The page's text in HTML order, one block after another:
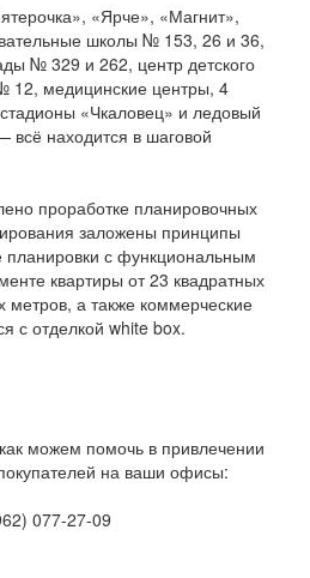
«Ярче», «Магнит»,
школы № 153, 26 и 36,
№ 329 и 262, центр детского
12, медицинские центры, 4
«Чкаловец» и ледовый
находится в шаговой
проработке планировочных
заложены принципы
с функциональным
квартиры от 23 квадратных
метров, а также коммерческие
с отделкой white box.
можем помочь в привлечении
на ваши офисы:
077-27-09